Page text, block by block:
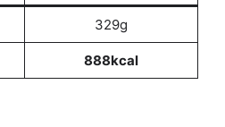
329g
888kcal